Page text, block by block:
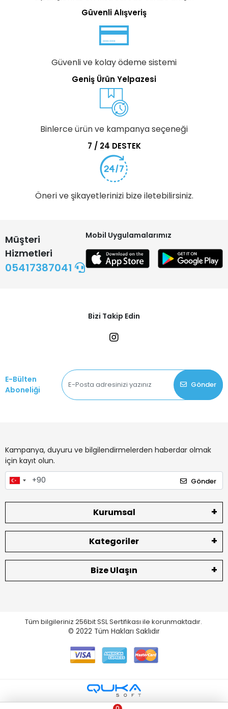
Güvenli Alışveriş
Güvenli ve kolay ödeme sistemi
Geniş Ürün Yelpazesi
Binlerce ürün ve kampanya seçeneği
7 / 24 DESTEK
Öneri ve şikayetlerinizi bize iletebilirsiniz.
Müşteri
Hizmetleri
05417387041
Mobil Uygulamalarımız
Bizi Takip Edin
E-Bülten
Aboneliği
Gönder
Kampanya, duyuru ve bilgilendirmelerden haberdar olmak
için kayıt olun.
Gönder
Kurumsal
Kategoriler
Bize Ulaşın
Tüm bilgileriniz 256bit SSL Sertifikası ile korunmaktadır.
© 2022 Tüm Hakları Saklıdır